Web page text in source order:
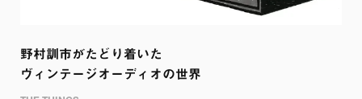
野村訓市がたどり着いた
ヴィンテージオーディオの世界